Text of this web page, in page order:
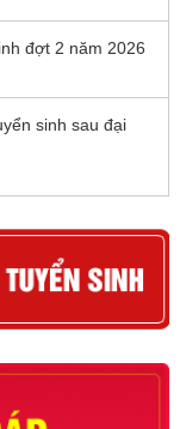
đợt 2 năm 2026
sinh sau đại